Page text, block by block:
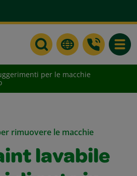
per le macchie
rimuovere le macchie
lavabile